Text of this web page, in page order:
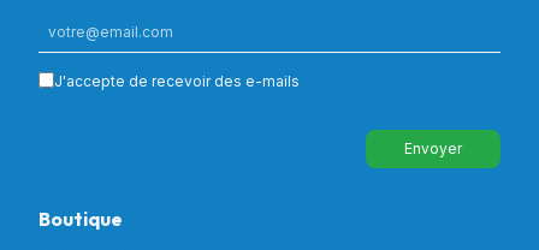
J'accepte de recevoir des e-mails
Envoyer
Boutique